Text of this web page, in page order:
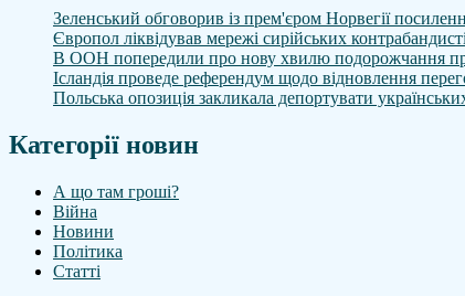
Зеленський обговорив із прем'єром Норвегії
Європол ліквідував мережі сирійських
В ООН попередили про нову хвилю подорожчання
Ісландія проведе референдум щодо відновлення
Польська опозиція закликала депортувати
Категорії новин
А що там гроші?
Війна
Новини
Політика
Статті